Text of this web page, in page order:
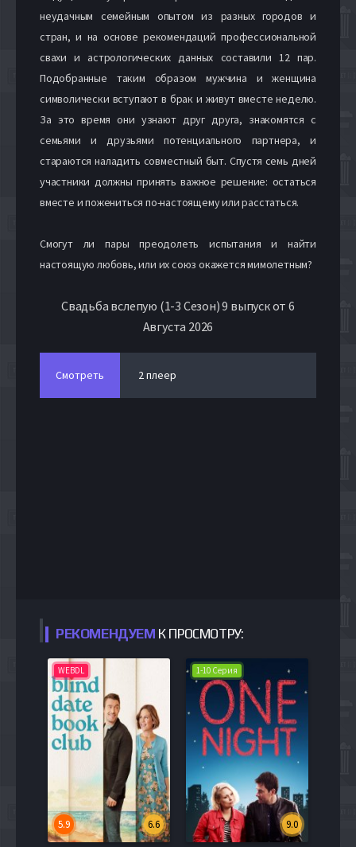
неудачным семейным опытом из разных городов и
стран, и на основе рекомендаций профессиональной
свахи и астрологических данных составили 12 пар.
Подобранные таким образом мужчина и женщина
символически вступают в брак и живут вместе неделю.
За это время они узнают друг друга, знакомятся с
семьями и друзьями потенциального партнера, и
стараются наладить совместный быт. Спустя семь дней
участники должны принять важное решение: остаться
вместе и пожениться по-настоящему или расстаться.
Смогут ли пары преодолеть испытания и найти
настоящую любовь, или их союз окажется мимолетным?
Свадьба вслепую (1-3 Сезон) 9 выпуск от 6
Августа 2026
Смотреть 2 плеер
РЕКОМЕНДУЕМ К ПРОСМОТРУ:
WEBDL
6.6
5.9
1-10 Серия
9.0